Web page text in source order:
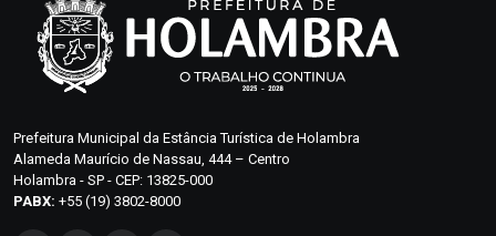
Prefeitura Municipal da Estância Turística de Holambra
Alameda Maurício de Nassau, 444 – Centro
Holambra - SP - CEP: 13825-000
PABX: +55 (19) 3802-8000